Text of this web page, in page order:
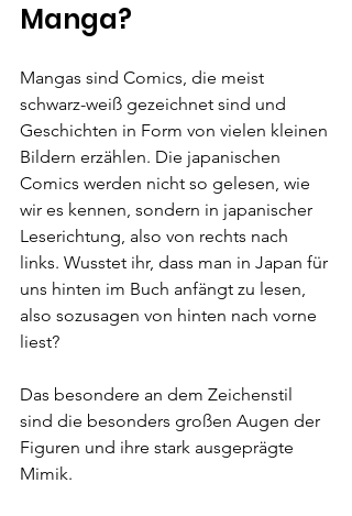
Manga?
Mangas sind Comics, die meist
schwarz-weiß gezeichnet sind und
Geschichten in Form von vielen kleinen
Bildern erzählen. Die japanischen
Comics werden nicht so gelesen, wie
wir es kennen, sondern in japanischer
Leserichtung, also von rechts nach
links. Wusstet ihr, dass man in Japan für
uns hinten im Buch anfängt zu lesen,
also sozusagen von hinten nach vorne
liest?
Das besondere an dem Zeichenstil
sind die besonders großen Augen der
Figuren und ihre stark ausgeprägte
Mimik.